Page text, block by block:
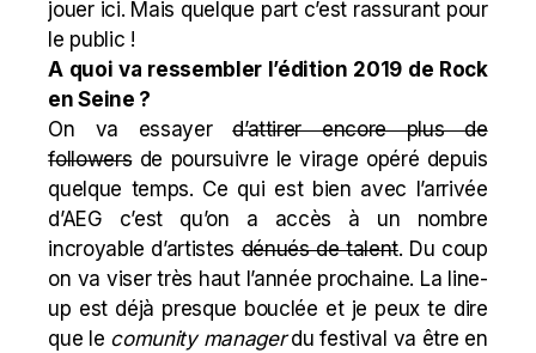
jouer ici. Mais quelque part c’est rassurant pour
le public !
A quoi va ressembler l’édition 2019 de Rock
en Seine ?
On va essayerd’attirer encore plus de
followersde poursuivre le virage opéré depuis
quelque temps. Ce qui est bien avec l’arrivée
d’AEG c’est qu’on a accès à un nombre
incroyable d’artistesdénués de talent. Du coup
on va viser très haut l’année prochaine. La line-
up est déjà presque bouclée et je peux te dire
que le comunity managerdu festival va être en